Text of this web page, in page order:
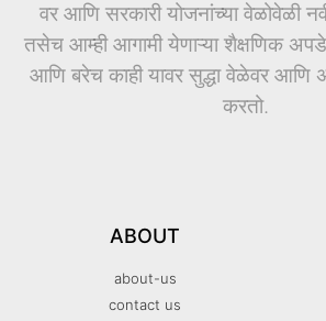
वर आणि सरकारी योजनांच्या वेळोवेळी
तसेच आम्ही आगामी येणाऱ्या शैक्षणिक
आणि बरेच काही यावर सुद्धा वेळेवर आणि
करतो.
ABOUT
about-us
contact us